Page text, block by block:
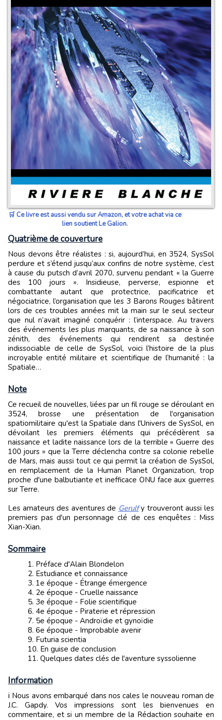
🛒 Ce livre est aussi vendu sur Amazon, et votre achat via ce
lien soutient Le Galion.
Quatrième de couverture
Nous devons être réalistes : si, aujourd’hui, en 3524, SysSol
perdure et s’étend jusqu’aux confins de notre système, c’est
à cause du putsch d’avril 2070, survenu pendant « la Guerre
des 100 jours ». Insidieuse, perverse, espionne et
combattante autant que protectrice, pacificatrice et
négociatrice, l’organisation que les 3 Barons Rouges bâtirent
lors de ces troubles années mit la main sur le seul secteur
que nul n’avait imaginé conquérir : l’interspace. Au travers
des événements les plus marquants, de sa naissance à son
zénith, des événements qui rendirent sa destinée
indissociable de celle de SysSol, voici l’histoire de la plus
incroyable entité militaire et scientifique de l’humanité : la
Spatiale…
Note
Ce recueil de nouvelles, liées par un fil rouge se déroulant en
3524, brosse une présentation de l'organisation
spatiomilitaire qu'est la Spatiale dans l'Univers de SysSol, en
dévoilant les premiers éléments qui précédèrent sa
naissance et ladite naissance lors de la terrible « Guerre des
100 jours » que la Terre déclencha contre sa colonie rebelle
de Mars, mais aussi tout ce qui permit la création de SysSol,
en remplacement de la Human Planet Organization, trop
proche d'une balbutiante et inefficace ONU face aux guerres
sur Terre.
Les amateurs des aventures de Gerulfy trouveront aussi les
premiers pas d'un personnage clé de ces enquêtes : Miss
Xian-Xian.
Sommaire
Préface d'Alain Blondelon
Estudiance et connaissance
1e époque - Étrange émergence
2e époque - Cruelle naissance
3e époque - Folie scientifique
4e époque - Piraterie et répression
5e époque - Androïdie et gynoïdie
6e époque - Improbable avenir
Futuria scientia
En guise de conclusion
Quelques dates clés de l'aventure syssolienne
Information
ℹ️ Nous avons embarqué dans nos cales le nouveau roman de
J.C. Gapdy. Vos impressions sont les bienvenues en
commentaire, et si un membre de la Rédaction souhaite en